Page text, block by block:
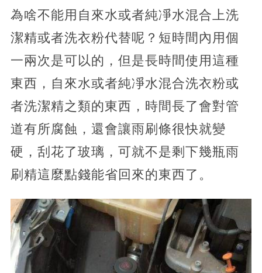
為啥不能用自來水或者純凈水混合上洗
潔精或者洗衣粉代替呢？短時間內用個
一兩次是可以的，但是長時間使用這種
東西，自來水或者純凈水混合洗衣粉或
者洗潔精之類的東西，時間長了會對管
道有所腐蝕，還會讓雨刷條很快就變
硬，刮花了玻璃，可就不是剩下幾瓶雨
刷精這麼點錢能省回來的東西了。